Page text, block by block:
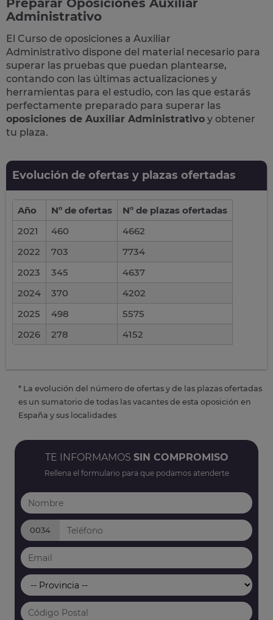
Preparar Oposiciones Auxiliar
Administrativo
El Curso de oposiciones a Auxiliar
Administrativo dispone del material necesario para
superar las pruebas que puedan plantearse,
contando con las últimas actualizaciones y
herramientas para el estudio, con las que estarás
perfectamente preparado para superar las
oposiciones de Auxiliar Administrativo y obtener
tu plaza.
Evolución de ofertas y plazas ofertadas
Año Nº de ofertas
Nº de plazas ofertadas
2021
460
4662
2022
703
7734
2023
345
4637
2024
370
4202
2025
498
5575
2026
278 4152
* La evolución del número de ofertas y de las plazas ofertadas
es un sumatorio de todas las vacantes de esta oposición en
España y sus localidades
TE INFORMAMOS SIN COMPROMISO
Rellena el formulario para que podamos atenderte
0034